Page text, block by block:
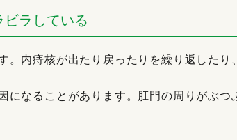
ビラしている
。内痔核が出たり戻ったりを繰り返した
になることがあります。肛門の周りがぶ